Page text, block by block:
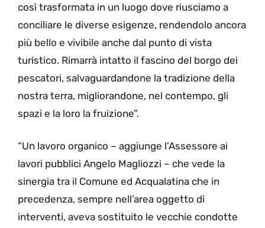
così trasformata in un luogo dove riusciamo a
conciliare le diverse esigenze, rendendolo ancora
più bello e vivibile anche dal punto di vista
turistico. Rimarrà intatto il fascino del borgo dei
pescatori, salvaguardandone la tradizione della
nostra terra, migliorandone, nel contempo, gli
spazi e la loro la fruizione”.
“Un lavoro organico – aggiunge l’Assessore ai
lavori pubblici Angelo Magliozzi – che vede la
sinergia tra il Comune ed Acqualatina che in
precedenza, sempre nell’area oggetto di
interventi, aveva sostituito le vecchie condotte